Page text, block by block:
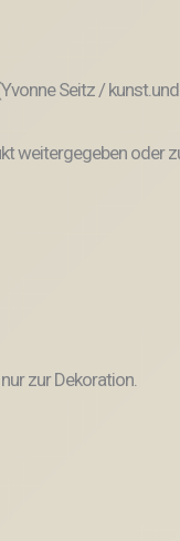
Seitz /
weitergegeben oder
zur Dekoration.